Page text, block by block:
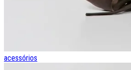
acessórios